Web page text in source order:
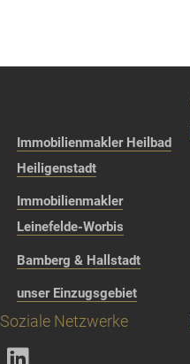
Immobilienmakler Heilbad
Heiligenstadt
Immobilienmakler
Leinefelde-Worbis
Bamberg & Hallstadt
unser Einzugsgebiet
Soziale Netzwerke